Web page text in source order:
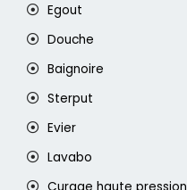
Egout
Douche
Baignoire
Sterput
Evier
Lavabo
Curage haute pression